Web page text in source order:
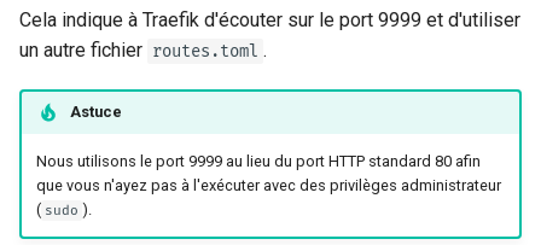
Cela indique à Traefik d'écouter sur le port 9999 et d'utiliser
un autre fichier routes.toml .
Astuce
Nous utilisons le port 9999 au lieu du port HTTP standard 80 afin
que vous n'ayez pas à l'exécuter avec des privilèges administrateur
( sudo ).